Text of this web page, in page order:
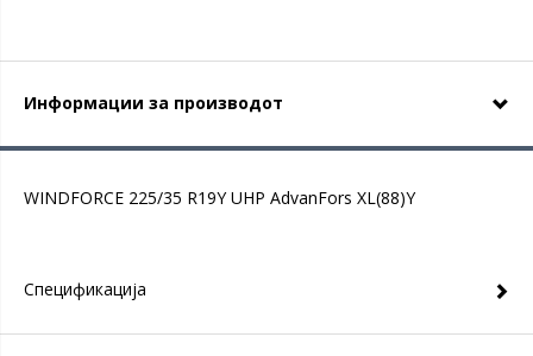
Информации за производот
WINDFORCE 225/35 R19Y UHP AdvanFors XL(88)Y
Спецификација